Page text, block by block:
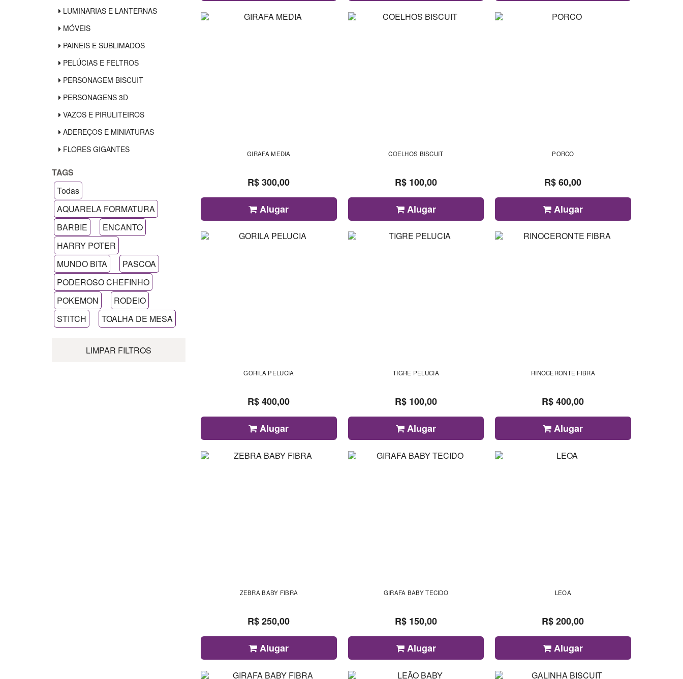
LUMINARIAS E LANTERNAS
MÓVEIS
PAINEIS E SUBLIMADOS
PELÚCIAS E FELTROS
PERSONAGEM BISCUIT
PERSONAGENS 3D
VAZOS E PIRULITEIROS
ADEREÇOS E MINIATURAS
FLORES GIGANTES
TAGS
Todas
AQUARELA FORMATURA
BARBIE
ENCANTO
HARRY POTER
MUNDO BITA
PASCOA
PODEROSO CHEFINHO
POKEMON
RODEIO
STITCH
TOALHA DE MESA
LIMPAR FILTROS
GIRAFA MEDIA
R$ 300,00
Alugar
COELHOS BISCUIT
R$ 100,00
Alugar
PORCO
R$ 60,00
Alugar
GORILA PELUCIA
R$ 400,00
Alugar
TIGRE PELUCIA
R$ 100,00
Alugar
RINOCERONTE FIBRA
R$ 400,00
Alugar
ZEBRA BABY FIBRA
R$ 250,00
Alugar
GIRAFA BABY TECIDO
R$ 150,00
Alugar
LEOA
R$ 200,00
Alugar